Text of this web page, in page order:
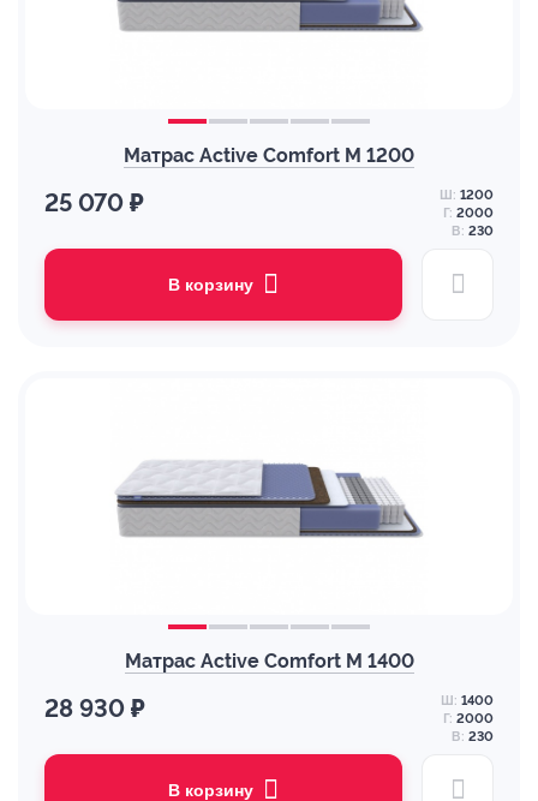
Матрас Active Comfort M 1200
25 070 ₽ Ш: 1200
Г: 2000
В: 230
В корзину
Матрас Active Comfort M 1400
28 930 ₽ Ш: 1400
Г: 2000
В: 230
В корзину